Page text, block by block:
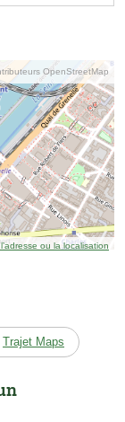
OpenStreetMap
ou la localisation
Trajet Maps